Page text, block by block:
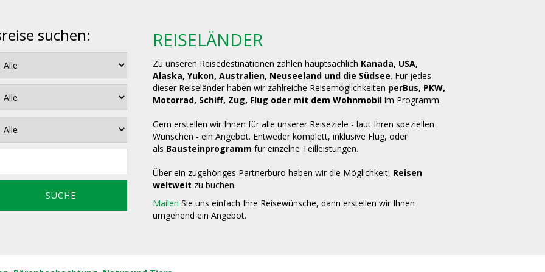
suchen: REISELÄNDER
Zu unseren Reisedestinationen zählen hauptsächlich Kanada, USA,
Alaska, Yukon, Australien, Neuseeland und die Südsee. Für jedes
dieser Reiseländer haben wir zahlreiche Reisemöglichkeiten perBus, PKW,
Motorrad, Schiff, Zug, Flug oder mit dem Wohnmobilim Programm.
Gern erstellen wir Ihnen für alle unserer Reiseziele - laut Ihren speziellen
Wünschen - ein Angebot. Entweder komplett, inklusive Flug, oder
als Bausteinprogramm für einzelne Teilleistungen.
Über ein zugehöriges Partnerbüro haben wir die Möglichkeit, Reisen
weltweit zu buchen.
Mailen Sie uns einfach Ihre Reisewünsche, dann erstellen wir Ihnen
umgehend ein Angebot.